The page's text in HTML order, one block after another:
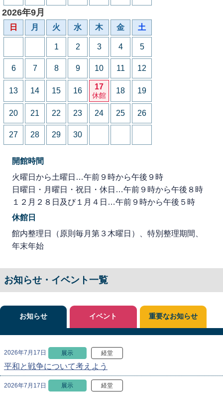
2026年9月
日 月 火 水 木 金 土
1 2 3 4 5
6 7 8 9 10 11 12
13 14 15 16 17
休館
18 19
20 21 22 23 24 25 26
27 28 29 30
開館時間
火曜日から土曜日…午前９時から午後９時
日曜日・月曜日・祝日・休日…午前９時から午後８時
１２月２８日及び１月４日…午前９時から午後５時
休館日
館内整理日（原則毎月第３木曜日）、特別整理期間、
年末年始
お知らせ・イベント一覧
お知らせ
2026年7月17日 展示 経堂
平和と戦争について考えよう
2026年7月17日 展示 経堂
イベント 重要なお知らせ